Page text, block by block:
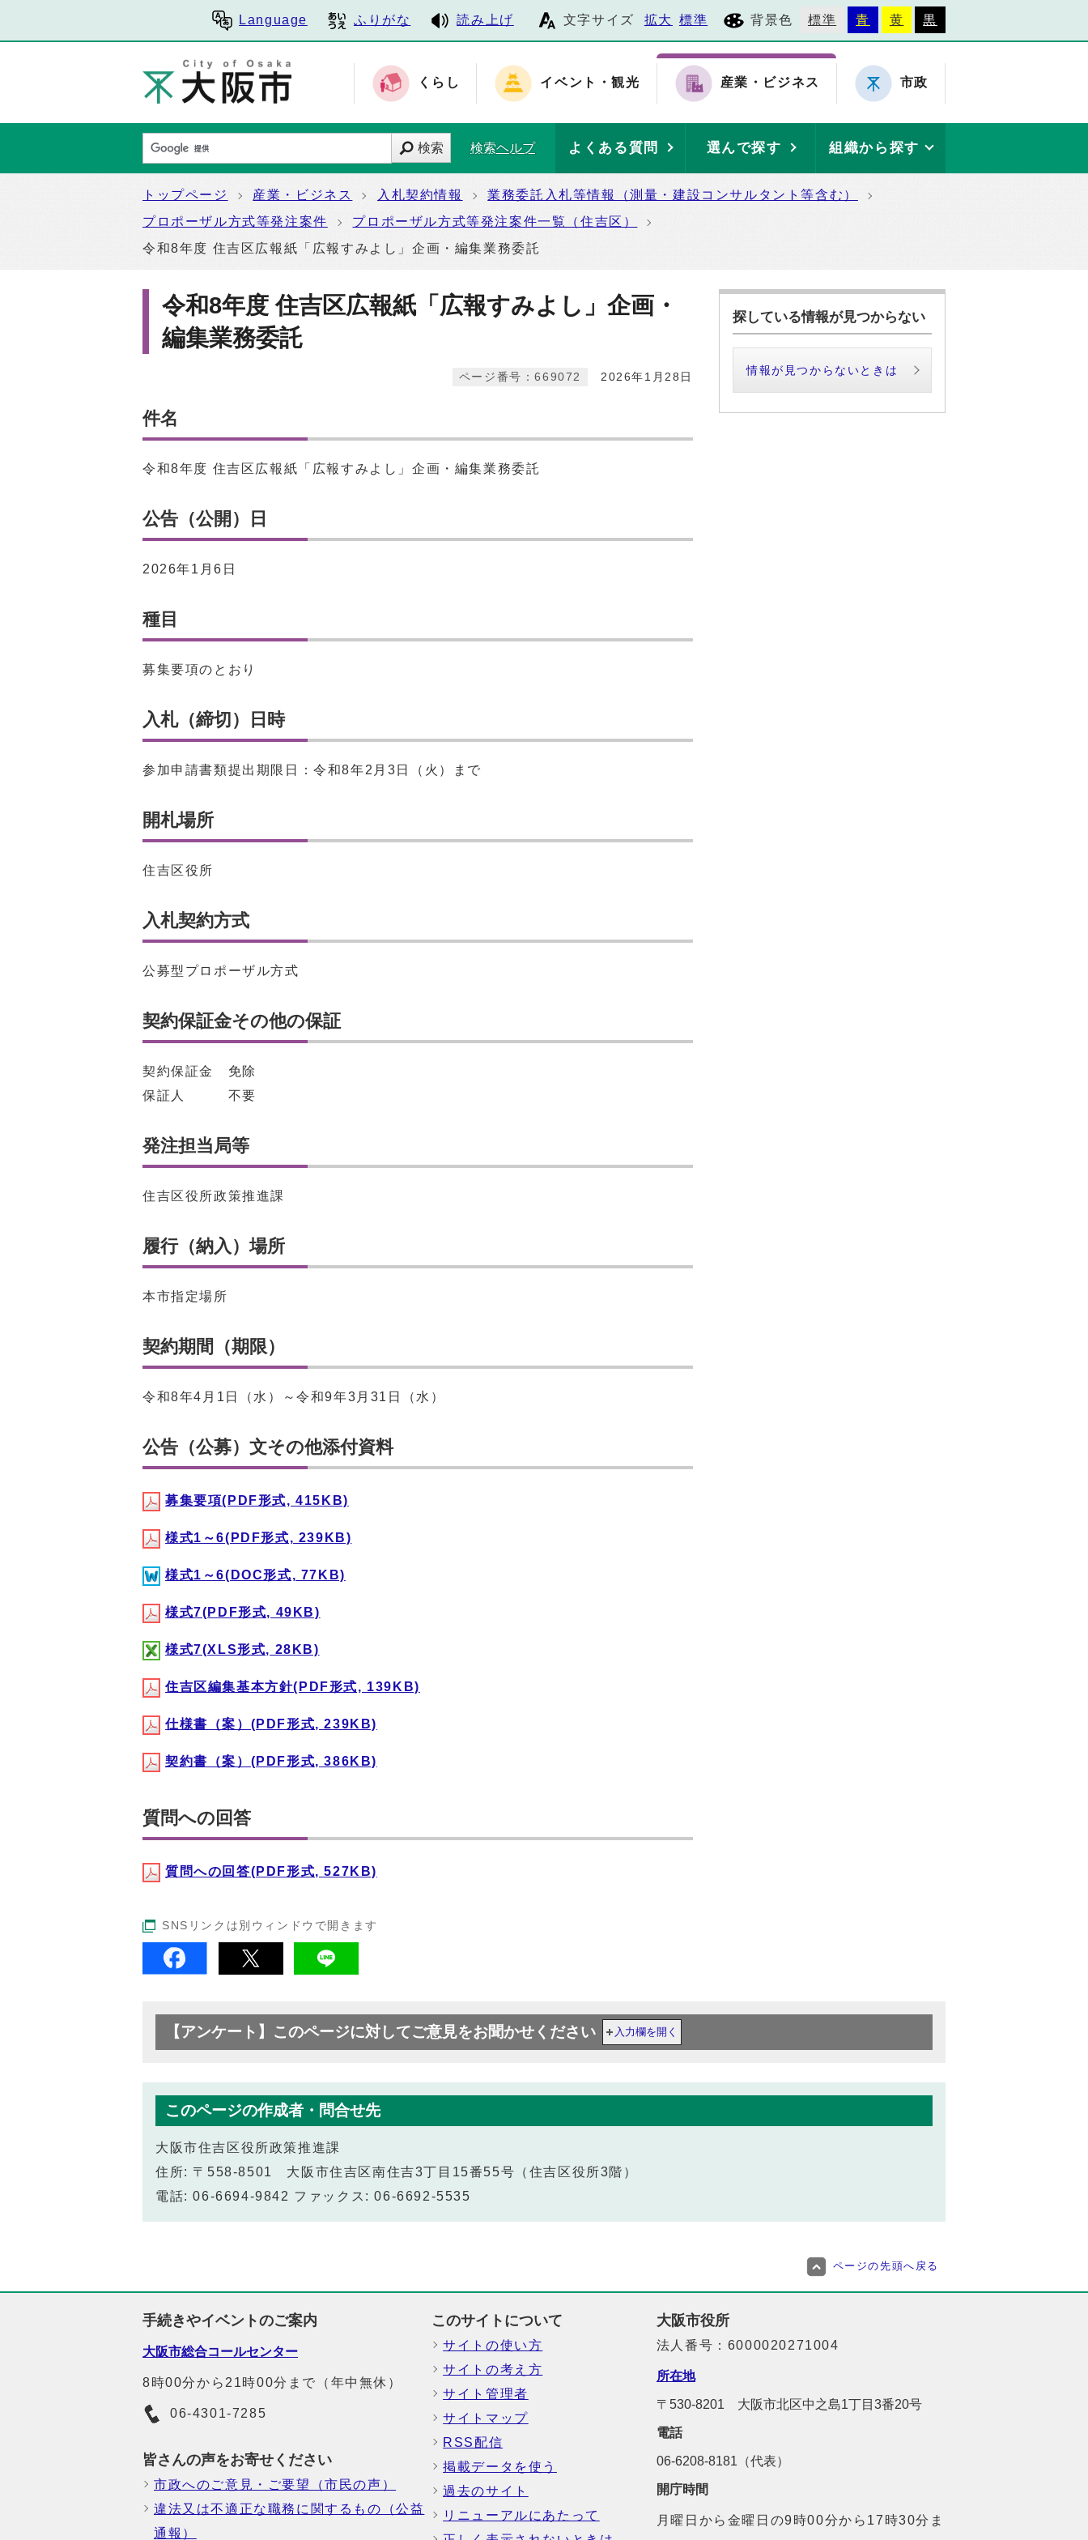
Language ふりがな 読み上げ 文字サイズ 拡大 標準 背景色 標準 青 黄 黒
くらし イベント・観光 産業・ビジネス 市政
検索 検索ヘルプ よくある質問 選んで探す 組織から探す
トップページ 産業・ビジネス 入札契約情報
業務委託入札等情報（測量・建設コンサルタント等含む）
プロポーザル方式等発注案件
プロポーザル方式等発注案件一覧（住吉区）
令和8年度 住吉区広報紙「広報すみよし」企画・編集業務委託
令和8年度 住吉区広報紙「広報すみよし」企画・
編集業務委託
2026年1月28日
ページ番号：669072
件名
令和8年度 住吉区広報紙「広報すみよし」企画・編集業務委託
公告（公開）日
2026年1月6日
種目
募集要項のとおり
入札（締切）日時
参加申請書類提出期限日：令和8年2月3日（火）まで
開札場所
住吉区役所
入札契約方式
公募型プロポーザル方式
契約保証金その他の保証
契約保証金 免除
保証人 不要
発注担当局等
住吉区役所政策推進課
履行（納入）場所
本市指定場所
契約期間（期限）
令和8年4月1日（水）～令和9年3月31日（水）
公告（公募）文その他添付資料
募集要項(PDF形式, 415KB)
様式1～6(PDF形式, 239KB)
様式1～6(DOC形式, 77KB)
様式7(PDF形式, 49KB)
様式7(XLS形式, 28KB)
住吉区編集基本方針(PDF形式, 139KB)
仕様書（案）(PDF形式, 239KB)
契約書（案）(PDF形式, 386KB)
質問への回答
質問への回答(PDF形式, 527KB)
SNSリンクは別ウィンドウで開きます
探している情報が見つからない
情報が見つからないときは
【アンケート】このページに対してご意見をお聞かせください 入力欄を開く
このページの作成者・問合せ先
大阪市住吉区役所政策推進課
住所: 〒558-8501 大阪市住吉区南住吉3丁目15番55号（住吉区役所3階）
電話: 06-6694-9842 ファックス: 06-6692-5535
ページの先頭へ戻る
手続きやイベントのご案内
大阪市総合コールセンター
8時00分から21時00分まで（年中無休）
06-4301-7285
皆さんの声をお寄せください
市政へのご意見・ご要望（市民の声）
違法又は不適正な職務に関するもの（公益
通報）
このサイトについて
サイトの使い方
サイトの考え方
サイト管理者
サイトマップ
RSS配信
掲載データを使う
過去のサイト
リニューアルにあたって
大阪市役所
法人番号：6000020271004
所在地
〒530-8201 大阪市北区中之島1丁目3番20号
電話
06-6208-8181（代表）
開庁時間
月曜日から金曜日の9時00分から17時30分ま